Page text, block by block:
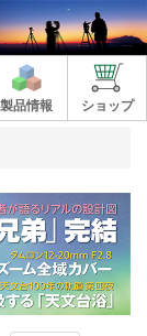
製品情報 ショップ